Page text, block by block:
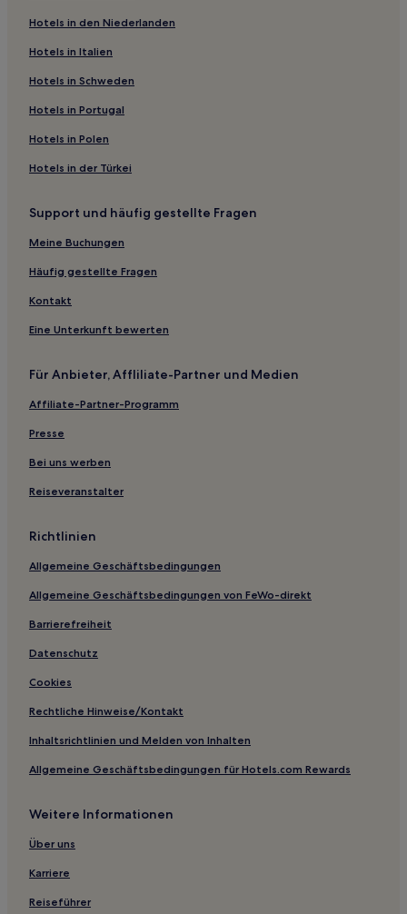
Hotels nahe Westfield North Lakes
Hotels nahe Eat Street Northshore
Stafford Heights: Hotels
Bribie Island North Hotels
Newport Hotels
Hotels nahe Queensland Museum
Hotels nahe Bahnhof Zillmere
Hotels nahe Bahnhof Glasshouse Mountains
Bongaree Hotels
Hotels nahe Bahnhof International Terminal
Deception Bay Hotels
Brisbane Airport: Hotels
Highgate Hill: Hotels
Hotels nahe Bribie Island Seaside Museum
Hotels nahe DFO Brisbane
Region Sunshine Coast: Hotels
Hotels nahe Eagle Farm Racecourse
Bellara Hotels
Hotels nahe Streets Beach
Hotels nahe Gold Creek Reservoir
Ocean View Hotels
Motels in Brisbane
Gasthäuser in Chirn Park
Ferienwohnungen in South Brisbane
Motels in Mudjimba Beach
Aparthotels in Mudjimba Beach
Aparthotels in Yaroomba Beach
Ferienwohnungen in Hamilton
Hotels in den Niederlanden
Hotels in Italien
Hotels in Schweden
Hotels in Portugal
Hotels in Polen
Hotels in der Türkei
Support und häufig gestellte Fragen
Meine Buchungen
Häufig gestellte Fragen
Kontakt
Eine Unterkunft bewerten
Für Anbieter, Affliliate-Partner und Medien
Affiliate-Partner-Programm
Presse
Bei uns werben
Reiseveranstalter
Richtlinien
Allgemeine Geschäftsbedingungen
Allgemeine Geschäftsbedingungen von FeWo-direkt
Barrierefreiheit
Datenschutz
Cookies
Rechtliche Hinweise/Kontakt
Inhaltsrichtlinien und Melden von Inhalten
Allgemeine Geschäftsbedingungen für Hotels.com Rewards
Weitere Informationen
Über uns
Karriere
Reiseführer